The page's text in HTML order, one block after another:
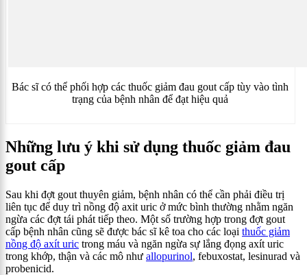
Bác sĩ có thể phối hợp các thuốc giảm đau gout cấp tùy vào tình
trạng của bệnh nhân để đạt hiệu quả
Những lưu ý khi sử dụng thuốc giảm đau
gout cấp
Sau khi đợt gout thuyên giảm, bệnh nhân có thể cần phải điều trị
liên tục để duy trì nồng độ axit uric ở mức bình thường nhằm ngăn
ngừa các đợt tái phát tiếp theo. Một số trường hợp trong đợt gout
cấp bệnh nhân cũng sẽ được bác sĩ kê toa cho các loại thuốc giảm
nồng độ axít uric trong máu và ngăn ngừa sự lắng đọng axít uric
trong khớp, thận và các mô như allopurinol, febuxostat, lesinurad và
probenicid.